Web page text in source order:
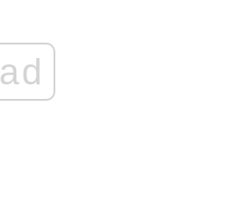
ad